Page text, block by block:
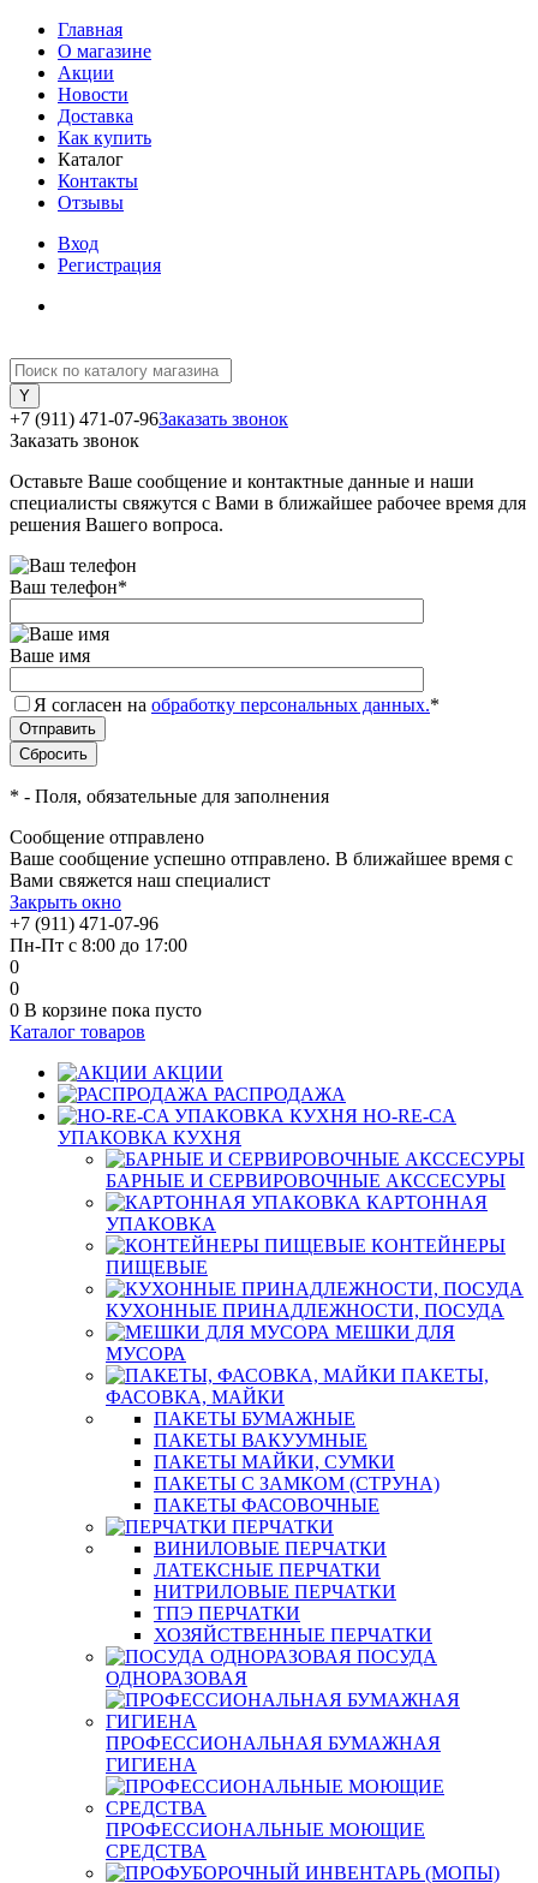
Главная
О магазине
Акции
Новости
Доставка
Как купить
Каталог
Контакты
Отзывы
Вход
Регистрация
+7 (911) 471-07-96Заказать звонок
Заказать звонок
Оставьте Ваше сообщение и контактные данные и наши
специалисты свяжутся с Вами в ближайшее рабочее время для
решения Вашего вопроса.
Ваш телефон*
Ваше имя
Я согласен на обработку персональных данных.*
* - Поля, обязательные для заполнения
Сообщение отправлено
Ваше сообщение успешно отправлено. В ближайшее время с
Вами свяжется наш специалист
Закрыть окно
+7 (911) 471-07-96
Пн-Пт с 8:00 до 17:00
0
0
0 В корзине пока пусто
Каталог товаров
АКЦИИ
РАСПРОДАЖА
HO-RE-CA
УПАКОВКА КУХНЯ
БАРНЫЕ И СЕРВИРОВОЧНЫЕ АКССЕСУРЫ
КАРТОННАЯ
УПАКОВКА
КОНТЕЙНЕРЫ
ПИЩЕВЫЕ
КУХОННЫЕ ПРИНАДЛЕЖНОСТИ, ПОСУДА
МЕШКИ ДЛЯ
МУСОРА
ПАКЕТЫ,
ФАСОВКА, МАЙКИ
ПАКЕТЫ БУМАЖНЫЕ
ПАКЕТЫ ВАКУУМНЫЕ
ПАКЕТЫ МАЙКИ, СУМКИ
ПАКЕТЫ С ЗАМКОМ (СТРУНА)
ПАКЕТЫ ФАСОВОЧНЫЕ
ПЕРЧАТКИ
ВИНИЛОВЫЕ ПЕРЧАТКИ
ЛАТЕКСНЫЕ ПЕРЧАТКИ
НИТРИЛОВЫЕ ПЕРЧАТКИ
ТПЭ ПЕРЧАТКИ
ХОЗЯЙСТВЕННЫЕ ПЕРЧАТКИ
ПОСУДА
ОДНОРАЗОВАЯ
ПРОФЕССИОНАЛЬНАЯ БУМАЖНАЯ
ГИГИЕНА
ПРОФЕССИОНАЛЬНЫЕ МОЮЩИЕ
СРЕДСТВА